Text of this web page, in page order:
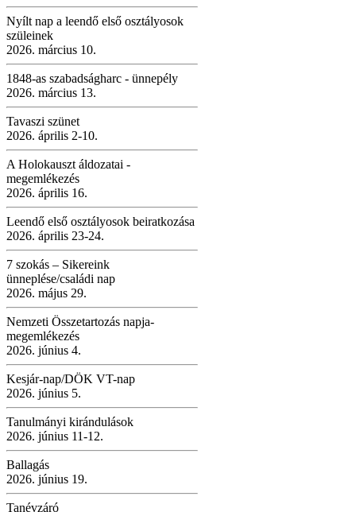
Nyílt nap a leendő első osztályosok
szüleinek
2026. március 10.
1848-as szabadságharc - ünnepély
2026. március 13.
Tavaszi szünet
2026. április 2-10.
A Holokauszt áldozatai -
megemlékezés
2026. április 16.
Leendő első osztályosok beiratkozása
2026. április 23-24.
7 szokás – Sikereink
ünneplése/családi nap
2026. május 29.
Nemzeti Összetartozás napja-
megemlékezés
2026. június 4.
Kesjár-nap/DÖK VT-nap
2026. június 5.
Tanulmányi kirándulások
2026. június 11-12.
Ballagás
2026. június 19.
Tanévzáró